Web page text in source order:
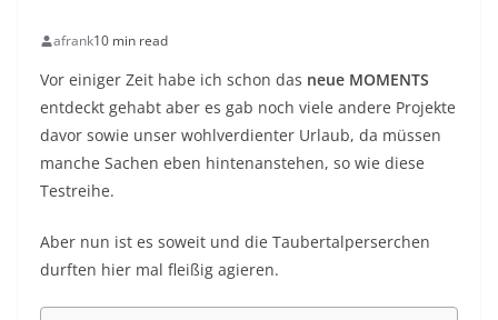
afrank10 min read
Vor einiger Zeit habe ich schon das neue MOMENTS
entdeckt gehabt aber es gab noch viele andere Projekte
davor sowie unser wohlverdienter Urlaub, da müssen
manche Sachen eben hintenanstehen, so wie diese
Testreihe.
Aber nun ist es soweit und die Taubertalperserchen
durften hier mal fleißig agieren.